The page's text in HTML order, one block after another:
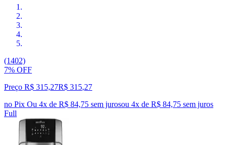
(1402)
7% OFF
Preço R$ 315,27R$ 315,27
no Pix Ou 4x de R$ 84,75 sem jurosou 4x de R$ 84,75 sem juros
Full